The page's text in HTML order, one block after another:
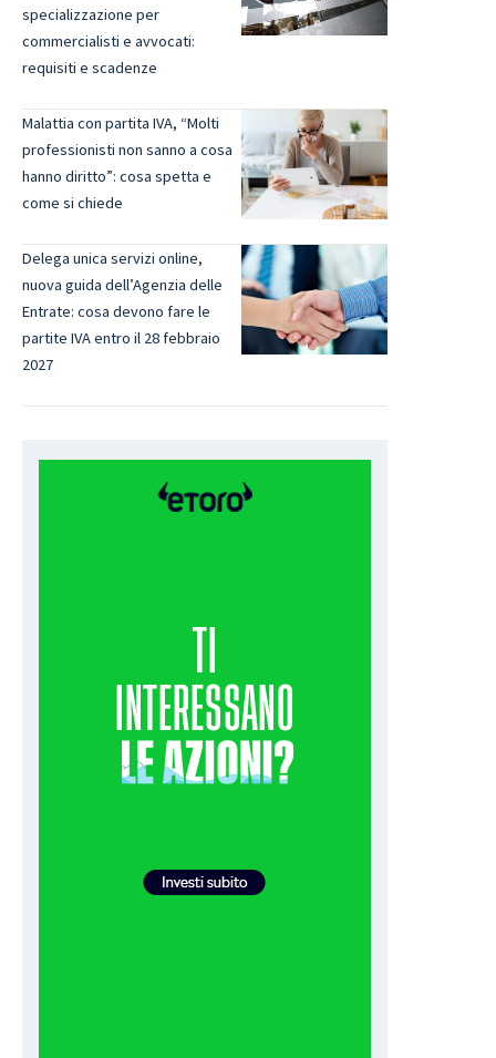
specializzazione per
commercialisti e avvocati:
requisiti e scadenze
Malattia con partita IVA, “Molti
professionisti non sanno a cosa
hanno diritto”: cosa spetta e
come si chiede
Delega unica servizi online,
nuova guida dell’Agenzia delle
Entrate: cosa devono fare le
partite IVA entro il 28 febbraio
2027